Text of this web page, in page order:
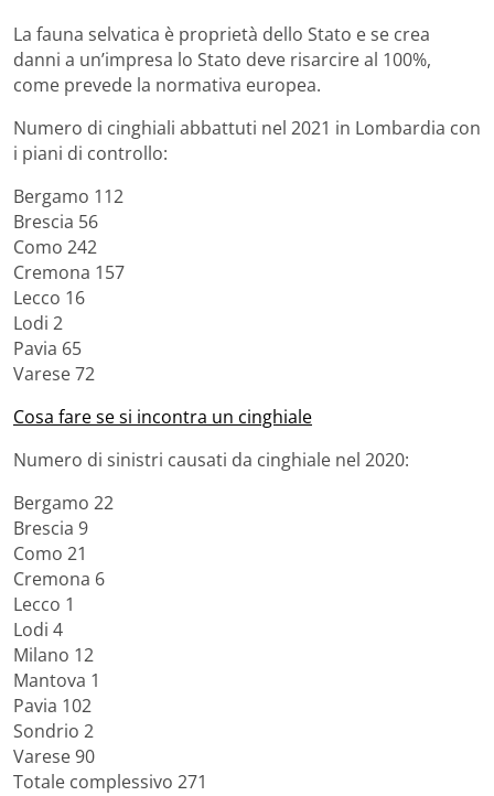
La fauna selvatica è proprietà dello Stato e se crea
danni a un’impresa lo Stato deve risarcire al 100%,
come prevede la normativa europea.
Numero di cinghiali abbattuti nel 2021 in Lombardia con
i piani di controllo:
Bergamo 112
Brescia 56
Como 242
Cremona 157
Lecco 16
Lodi 2
Pavia 65
Varese 72
Cosa fare se si incontra un cinghiale
Numero di sinistri causati da cinghiale nel 2020:
Bergamo 22
Brescia 9
Como 21
Cremona 6
Lecco 1
Lodi 4
Milano 12
Mantova 1
Pavia 102
Sondrio 2
Varese 90
Totale complessivo 271